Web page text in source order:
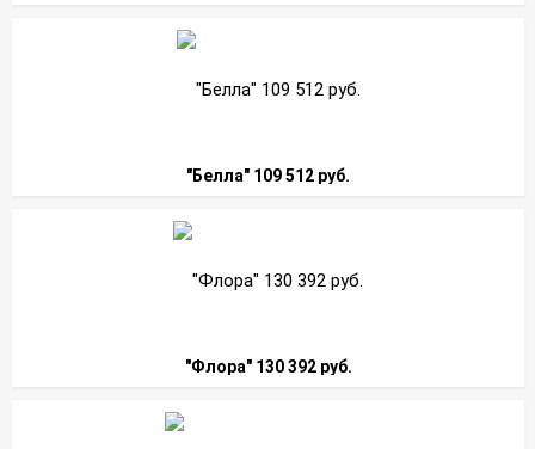
"Белла" 109 512 руб.
"Флора" 130 392 руб.